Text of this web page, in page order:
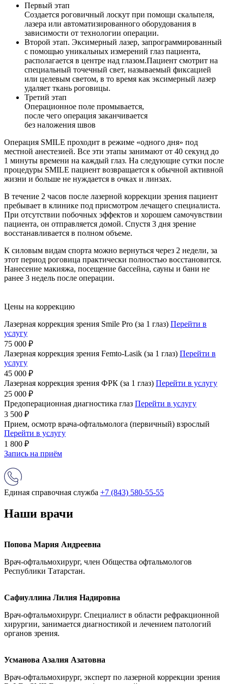
Первый этап
Создается роговичный лоскут при помощи скальпеля,
лазера или автоматизированного оборудования в
зависимости от технологии операции.
Второй этап. Эксимерный лазер, запрограммированный
с помощью уникальных измерений глаз пациента,
располагается в центре над глазом.Пациент смотрит на
специальный точечный свет, называемый фиксацией
или целевым светом, в то время как эксимерный лазер
удаляет ткань роговицы.
Третий этап
Операционное поле промывается,
после чего операция заканчивается
без наложения швов
Операция SMILE проходит в режиме «одного дня» под
местной анестезией. Все эти этапы занимают от 40 секунд до
1 минуты времени на каждый глаз. На следующие сутки после
процедуры SMILE пациент возвращается к обычной активной
жизни и больше не нуждается в очках и линзах.
В течение 2 часов после лазерной коррекции зрения пациент
пребывает в клинике под присмотром лечащего специалиста.
При отсутствии побочных эффектов и хорошем самочувствии
пациента, он отправляется домой. Спустя 3 дня зрение
восстанавливается в полном объеме.
К силовым видам спорта можно вернуться через 2 недели, за
этот период роговица практически полностью восстановится.
Нанесение макияжа, посещение бассейна, сауны и бани не
ранее 3 недель после операции.
Цены на коррекцию
Лазерная коррекция зрения Smile Pro (за 1 глаз) Перейти в
услугу
75 000 ₽
Лазерная коррекция зрения Femto-Lasik (за 1 глаз) Перейти в
услугу
45 000 ₽
Лазерная коррекция зрения ФРК (за 1 глаз) Перейти в услугу
25 000 ₽
Предоперационная диагностика глаз Перейти в услугу
3 500 ₽
Прием, осмотр врача-офтальмолога (первичный) взрослый
Перейти в услугу
1 800 ₽
Запись на приём
Единая справочная служба +7 (843) 580-55-55
Наши врачи
Попова Мария Андреевна
Врач-офтальмохирург, член Общества офтальмологов
Республики Татарстан.
Сафиуллина Лилия Надировна
Врач-офтальмохирург. Специалист в области рефракционной
хирургии, занимается диагностикой и лечением патологий
органов зрения.
Усманова Азалия Азатовна
Врач-офтальмохирург, эксперт по лазерной коррекции зрения